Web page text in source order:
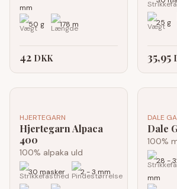
mm
50 g
178 m
42 DKK
25 g
35,95
HJERTEGARN
Hjertegarn Alpaca
400
100% alpaka uld
30 masker 2 - 3 mm
DALE
Dale
100%
28 -
mm